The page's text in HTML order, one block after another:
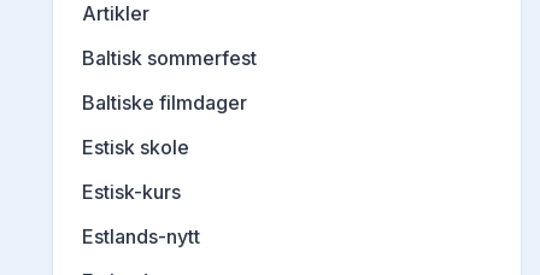
Artikler
Baltisk sommerfest
Baltiske filmdager
Estisk skole
Estisk-kurs
Estlands-nytt